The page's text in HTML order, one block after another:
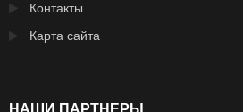
Контакты
Карта сайта